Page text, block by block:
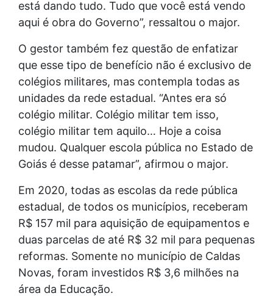
está dando tudo. Tudo que você está vendo
aqui é obra do Governo”, ressaltou o major.
O gestor também fez questão de enfatizar
que esse tipo de benefício não é exclusivo de
colégios militares, mas contempla todas as
unidades da rede estadual. “Antes era só
colégio militar. Colégio militar tem isso,
colégio militar tem aquilo… Hoje a coisa
mudou. Qualquer escola pública no Estado de
Goiás é desse patamar”, afirmou o major.
Em 2020, todas as escolas da rede pública
estadual, de todos os municípios, receberam
R$ 157 mil para aquisição de equipamentos e
duas parcelas de até R$ 32 mil para pequenas
reformas. Somente no município de Caldas
Novas, foram investidos R$ 3,6 milhões na
área da Educação.